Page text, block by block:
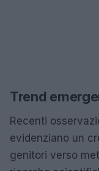
Trend
Recenti
evidenziano un
genitori verso